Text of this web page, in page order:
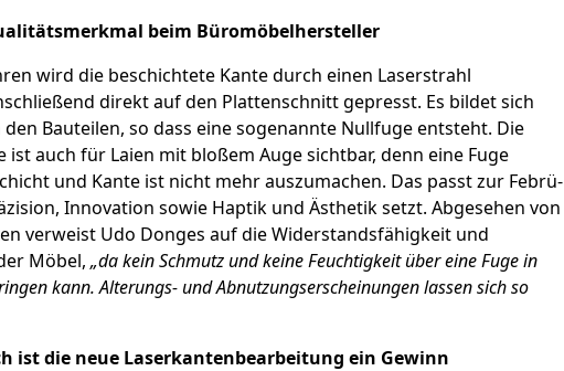
beim Büromöbelhersteller
wird die beschichtete Kante durch einen Laserstrahl
direkt auf den Plattenschnitt gepresst. Es bil­det sich
Bauteilen, so dass eine sogenannte Nullfuge entsteht. Die
ist auch für Laien mit bloßem Auge sicht­bar, denn eine Fuge
und Kante ist nicht mehr aus­zumachen. Das passt zur Febrü-
Innovation sowie Haptik und Ästhetik setzt. Abgesehen von
verweist Udo Donges auf die Widerstandsfähigkeit und
Möbel, „da kein Schmutz und keine Feuchtigkeit über eine Fuge in
kann. Alterungs- und Abnutzungserscheinungen lassen sich so
ist die neue Laserkantenbearbeitung ein Gewinn